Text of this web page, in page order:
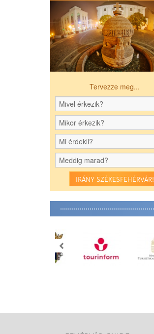
Tervezze meg...
IRÁNY SZÉKESFEHÉRVÁR!